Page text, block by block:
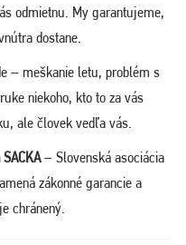
odmietnu. My garantujeme,
dostane.
– meškanie letu, problém s
niekoho, kto to za vás
ale človek vedľa vás.
– Slovenská asociácia
zákonné garancie a
chránený.